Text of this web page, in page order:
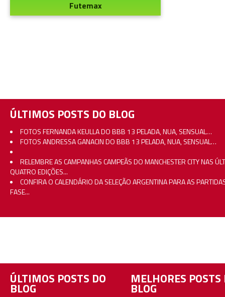
Futemax
ÚLTIMOS POSTS DO BLOG
FOTOS FERNANDA KEULLA DO BBB 13 PELADA, NUA, SENSUAL…
FOTOS ANDRESSA GANACIN DO BBB 13 PELADA, NUA, SENSUAL…
RELEMBRE AS CAMPANHAS CAMPEÃS DO MANCHESTER CITY NAS
QUATRO EDIÇÕES...
CONFIRA O CALENDÁRIO DA SELEÇÃO ARGENTINA PARA AS
FASE...
ÚLTIMOS POSTS DO
BLOG
MELHORES POSTS
BLOG